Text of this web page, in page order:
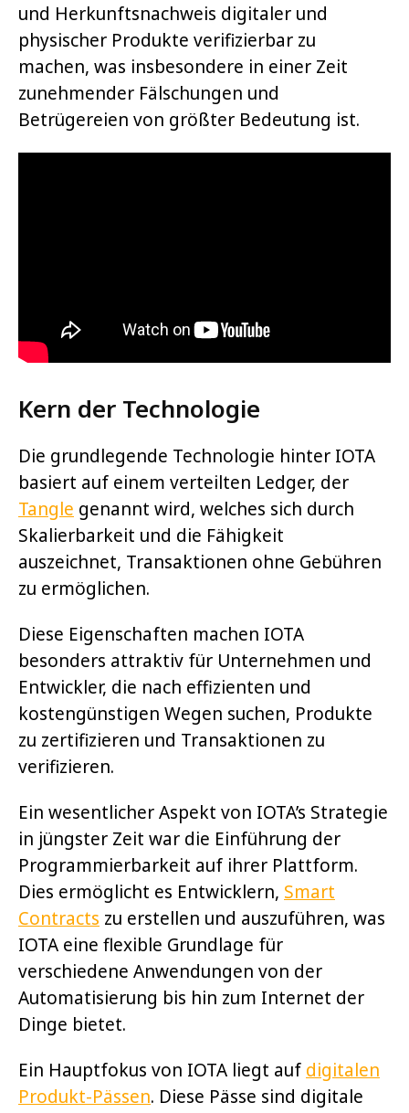
und Herkunftsnachweis digitaler und
physischer Produkte verifizierbar zu
machen, was insbesondere in einer Zeit
zunehmender Fälschungen und
Betrügereien von größter Bedeutung ist.
Kern der Technologie
Die grundlegende Technologie hinter IOTA
basiert auf einem verteilten Ledger, der
Tangle genannt wird, welches sich durch
Skalierbarkeit und die Fähigkeit
auszeichnet, Transaktionen ohne Gebühren
zu ermöglichen.
Diese Eigenschaften machen IOTA
besonders attraktiv für Unternehmen und
Entwickler, die nach effizienten und
kostengünstigen Wegen suchen, Produkte
zu zertifizieren und Transaktionen zu
verifizieren.
Ein wesentlicher Aspekt von IOTA’s Strategie
in jüngster Zeit war die Einführung der
Programmierbarkeit auf ihrer Plattform.
Dies ermöglicht es Entwicklern, Smart
Contracts zu erstellen und auszuführen, was
IOTA eine flexible Grundlage für
verschiedene Anwendungen von der
Automatisierung bis hin zum Internet der
Dinge bietet.
Ein Hauptfokus von IOTA liegt auf digitalen
Produkt-Pässen. Diese Pässe sind digitale